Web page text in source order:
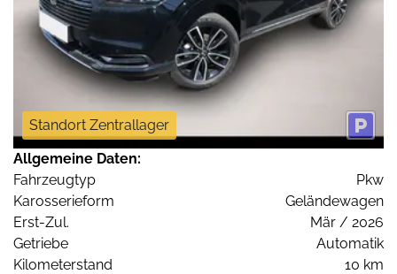
Standort Zentrallager
Allgemeine Daten:
Fahrzeugtyp
Pkw
Karosserieform
Geländewagen
Erst-Zul.
Mär / 2026
Getriebe
Automatik
Kilometerstand
10 km